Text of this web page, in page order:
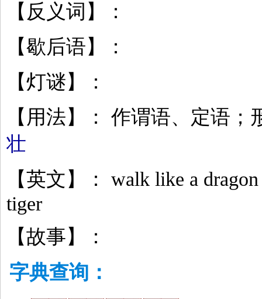
【反义词】：
【歇后语】：
【灯谜】：
【用法】： 作谓语、定语；
壮
【英文】： walk like a
tiger
【故事】：
字典查询：